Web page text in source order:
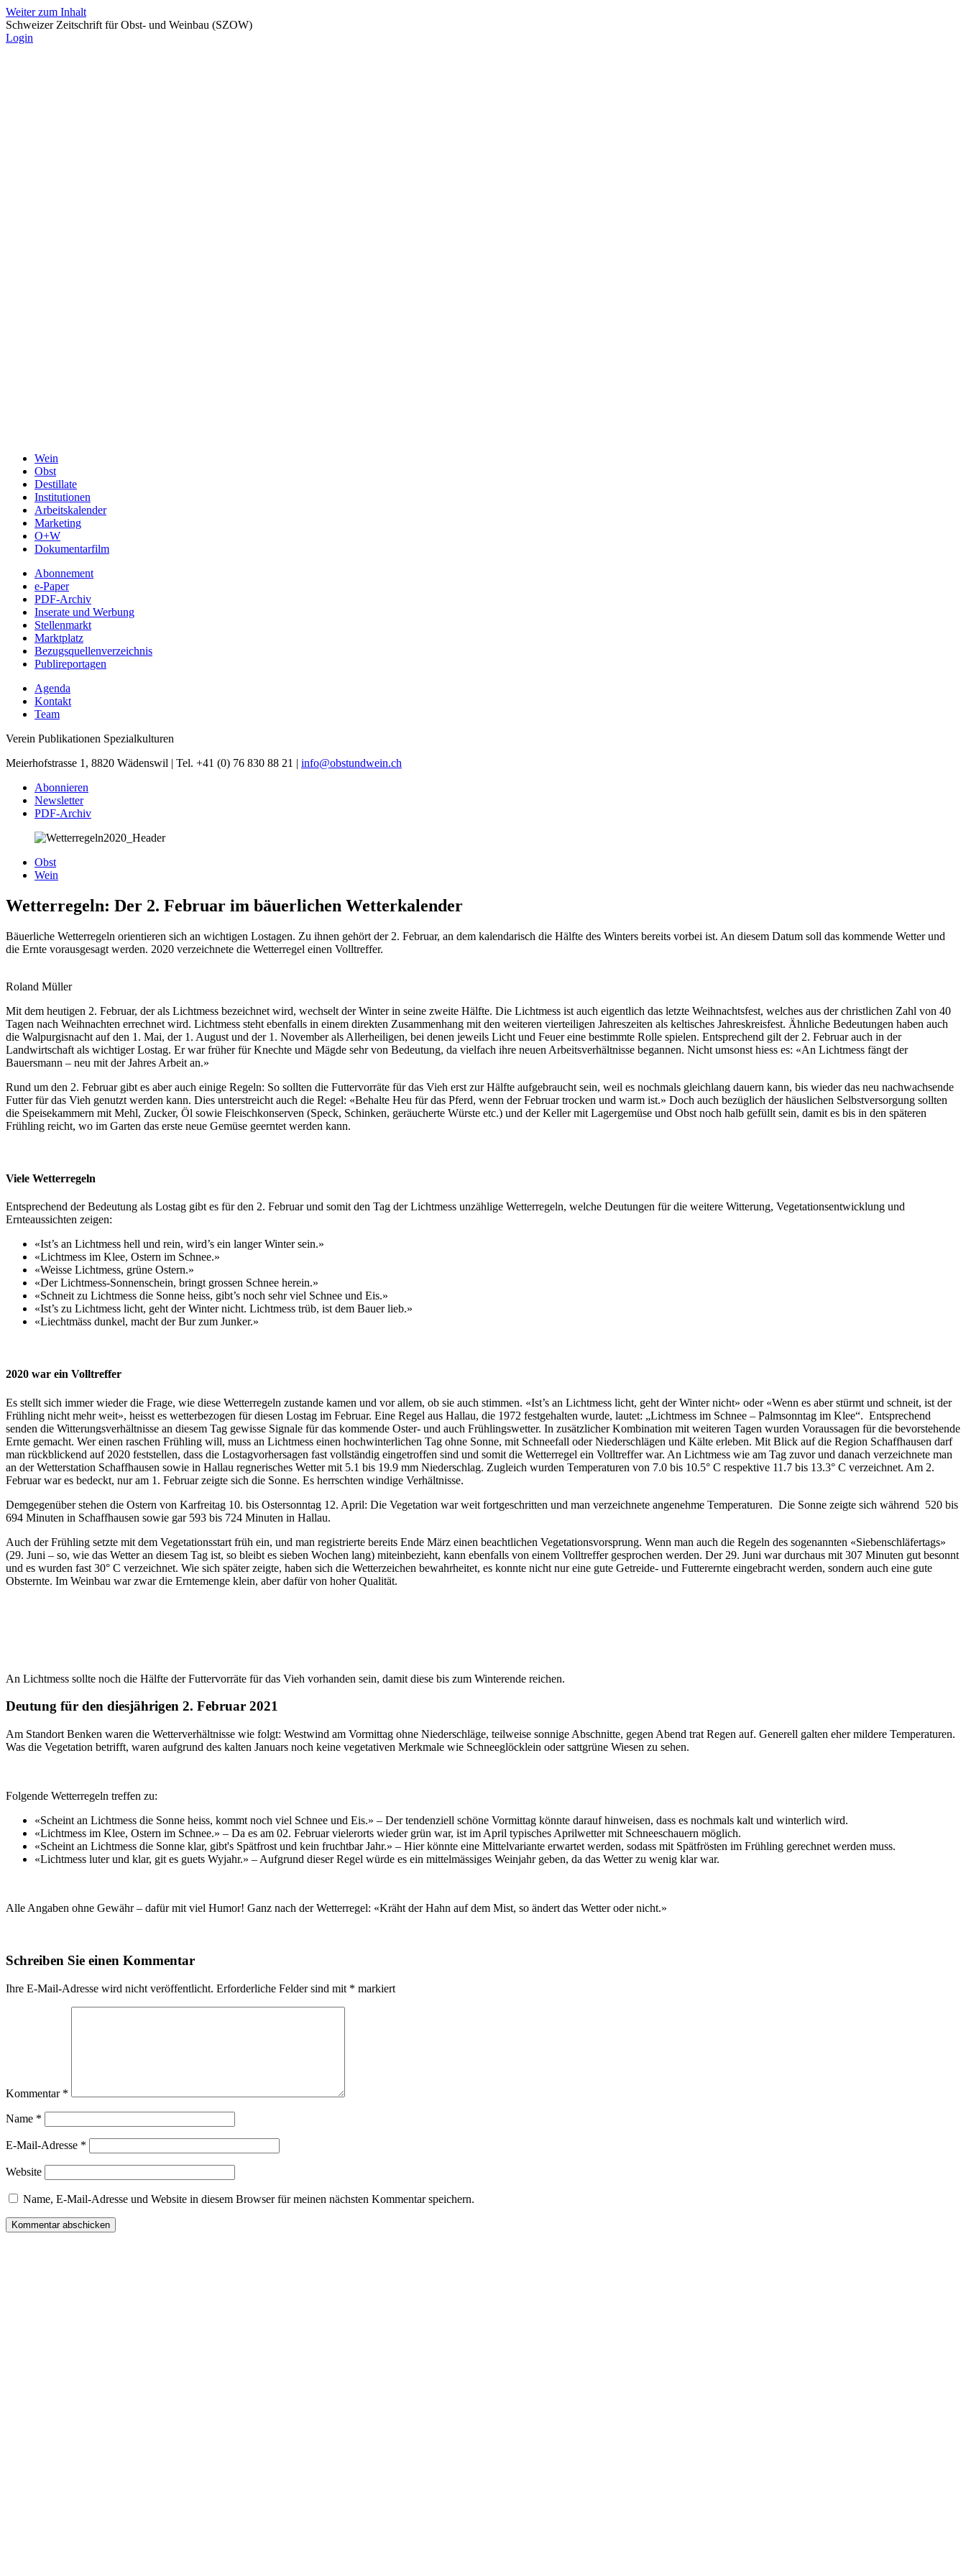
Weiter zum Inhalt
Schweizer Zeitschrift für Obst- und Weinbau (SZOW)
Login
Wein
Obst
Destillate
Institutionen
Arbeitskalender
Marketing
O+W
Dokumentarfilm
Abonnement
e-Paper
PDF-Archiv
Inserate und Werbung
Stellenmarkt
Marktplatz
Bezugsquellenverzeichnis
Publireportagen
Agenda
Kontakt
Team
Verein Publikationen Spezialkulturen
Meierhofstrasse 1, 8820 Wädenswil | Tel. +41 (0) 76 830 88 21 | info@obstundwein.ch
Abonnieren
Newsletter
PDF-Archiv
Obst
Wein
Wetterregeln: Der 2. Februar im bäuerlichen Wetterkalender
Bäuerliche Wetterregeln orientieren sich an wichtigen Lostagen. Zu ihnen gehört der 2. Februar, an dem kalendarisch die Hälfte des Winters bereits vorbei ist. An diesem Datum soll das kommende Wetter und
die Ernte vorausgesagt werden. 2020 verzeichnete die Wetterregel einen Volltreffer.
Roland Müller
Mit dem heutigen 2. Februar, der als Lichtmess bezeichnet wird, wechselt der Winter in seine zweite Hälfte. Die Lichtmess ist auch eigentlich das letzte Weihnachtsfest, welches aus der christlichen Zahl von 40
Tagen nach Weihnachten errechnet wird. Lichtmess steht ebenfalls in einem direkten Zusammenhang mit den weiteren vierteiligen Jahreszeiten als keltisches Jahreskreisfest. Ähnliche Bedeutungen haben auch
die Walpurgisnacht auf den 1. Mai, der 1. August und der 1. November als Allerheiligen, bei denen jeweils Licht und Feuer eine bestimmte Rolle spielen. Entsprechend gilt der 2. Februar auch in der
Landwirtschaft als wichtiger Lostag. Er war früher für Knechte und Mägde sehr von Bedeutung, da vielfach ihre neuen Arbeitsverhältnisse begannen. Nicht umsonst hiess es: «An Lichtmess fängt der
Bauersmann – neu mit der Jahres Arbeit an.»
Rund um den 2. Februar gibt es aber auch einige Regeln: So sollten die Futtervorräte für das Vieh erst zur Hälfte aufgebraucht sein, weil es nochmals gleichlang dauern kann, bis wieder das neu nachwachsende
Futter für das Vieh genutzt werden kann. Dies unterstreicht auch die Regel: «Behalte Heu für das Pferd, wenn der Februar trocken und warm ist.» Doch auch bezüglich der häuslichen Selbstversorgung sollten
die Speisekammern mit Mehl, Zucker, Öl sowie Fleischkonserven (Speck, Schinken, geräucherte Würste etc.) und der Keller mit Lagergemüse und Obst noch halb gefüllt sein, damit es bis in den späteren
Frühling reicht, wo im Garten das erste neue Gemüse geerntet werden kann.
Viele Wetterregeln
Entsprechend der Bedeutung als Lostag gibt es für den 2. Februar und somit den Tag der Lichtmess unzählige Wetterregeln, welche Deutungen für die weitere Witterung, Vegetationsentwicklung und
Ernteaussichten zeigen:
«Ist’s an Lichtmess hell und rein, wird’s ein langer Winter sein.»
«Lichtmess im Klee, Ostern im Schnee.»
«Weisse Lichtmess, grüne Ostern.»
«Der Lichtmess-Sonnenschein, bringt grossen Schnee herein.»
«Schneit zu Lichtmess die Sonne heiss, gibt’s noch sehr viel Schnee und Eis.»
«Ist’s zu Lichtmess licht, geht der Winter nicht. Lichtmess trüb, ist dem Bauer lieb.»
«Liechtmäss dunkel, macht der Bur zum Junker.»
2020 war ein Volltreffer
Es stellt sich immer wieder die Frage, wie diese Wetterregeln zustande kamen und vor allem, ob sie auch stimmen. «Ist’s an Lichtmess licht, geht der Winter nicht» oder «Wenn es aber stürmt und schneit, ist der
Frühling nicht mehr weit», heisst es wetterbezogen für diesen Lostag im Februar. Eine Regel aus Hallau, die 1972 festgehalten wurde, lautet: „Lichtmess im Schnee – Palmsonntag im Klee“. Entsprechend
senden die Witterungsverhältnisse an diesem Tag gewisse Signale für das kommende Oster- und auch Frühlingswetter. In zusätzlicher Kombination mit weiteren Tagen wurden Voraussagen für die bevorstehende
Ernte gemacht. Wer einen raschen Frühling will, muss an Lichtmess einen hochwinterlichen Tag ohne Sonne, mit Schneefall oder Niederschlägen und Kälte erleben. Mit Blick auf die Region Schaffhausen darf
man rückblickend auf 2020 feststellen, dass die Lostagvorhersagen fast vollständig eingetroffen sind und somit die Wetterregel ein Volltreffer war. An Lichtmess wie am Tag zuvor und danach verzeichnete man
an der Wetterstation Schaffhausen sowie in Hallau regnerisches Wetter mit 5.1 bis 19.9 mm Niederschlag. Zugleich wurden Temperaturen von 7.0 bis 10.5° C respektive 11.7 bis 13.3° C verzeichnet. Am 2.
Februar war es bedeckt, nur am 1. Februar zeigte sich die Sonne. Es herrschten windige Verhältnisse.
Demgegenüber stehen die Ostern von Karfreitag 10. bis Ostersonntag 12. April: Die Vegetation war weit fortgeschritten und man verzeichnete angenehme Temperaturen. Die Sonne zeigte sich während 520 bis
694 Minuten in Schaffhausen sowie gar 593 bis 724 Minuten in Hallau.
Auch der Frühling setzte mit dem Vegetationsstart früh ein, und man registrierte bereits Ende März einen beachtlichen Vegetationsvorsprung. Wenn man auch die Regeln des sogenannten «Siebenschläfertags»
(29. Juni – so, wie das Wetter an diesem Tag ist, so bleibt es sieben Wochen lang) miteinbezieht, kann ebenfalls von einem Volltreffer gesprochen werden. Der 29. Juni war durchaus mit 307 Minuten gut besonnt
und es wurden fast 30° C verzeichnet. Wie sich später zeigte, haben sich die Wetterzeichen bewahrheitet, es konnte nicht nur eine gute Getreide- und Futterernte eingebracht werden, sondern auch eine gute
Obsternte. Im Weinbau war zwar die Erntemenge klein, aber dafür von hoher Qualität.
An Lichtmess sollte noch die Hälfte der Futtervorräte für das Vieh vorhanden sein, damit diese bis zum Winterende reichen.
Deutung für den diesjährigen 2. Februar 2021
Am Standort Benken waren die Wetterverhältnisse wie folgt: Westwind am Vormittag ohne Niederschläge, teilweise sonnige Abschnitte, gegen Abend trat Regen auf. Generell galten eher mildere Temperaturen.
Was die Vegetation betrifft, waren aufgrund des kalten Januars noch keine vegetativen Merkmale wie Schneeglöcklein oder sattgrüne Wiesen zu sehen.
Folgende Wetterregeln treffen zu:
«Scheint an Lichtmess die Sonne heiss, kommt noch viel Schnee und Eis.» – Der tendenziell schöne Vormittag könnte darauf hinweisen, dass es nochmals kalt und winterlich wird.
«Lichtmess im Klee, Ostern im Schnee.» – Da es am 02. Februar vielerorts wieder grün war, ist im April typisches Aprilwetter mit Schneeschauern möglich.
«Scheint an Lichtmess die Sonne klar, gibt's Spätfrost und kein fruchtbar Jahr.» – Hier könnte eine Mittelvariante erwartet werden, sodass mit Spätfrösten im Frühling gerechnet werden muss.
«Lichtmess luter und klar, git es guets Wyjahr.» – Aufgrund dieser Regel würde es ein mittelmässiges Weinjahr geben, da das Wetter zu wenig klar war.
Alle Angaben ohne Gewähr – dafür mit viel Humor! Ganz nach der Wetterregel: «Kräht der Hahn auf dem Mist, so ändert das Wetter oder nicht.»
Schreiben Sie einen Kommentar
Ihre E-Mail-Adresse wird nicht veröffentlicht. Erforderliche Felder sind mit * markiert
Kommentar *
Name *
E-Mail-Adresse *
Website
Name, E-Mail-Adresse und Website in diesem Browser für meinen nächsten Kommentar speichern.